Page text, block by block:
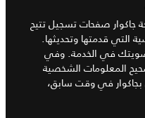
جاكوار صفحات تسجيل تتيح
التي قدمتها وتحديثها.
عضويتك في الخدمة. وفي
المعلومات الشخصية
في وقت سابق،